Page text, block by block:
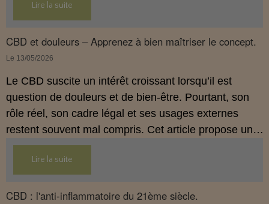
usages externes du CBD sont autorisés. Cet article
propose une mise au point claire et accessible pour
comprendre comment le CBD s’inscrit dans une
démarche de prévention, sans ingestion et sans
Lire la suite
CBD et douleurs – Apprenez à bien maîtriser le concept.
Le 13/05/2026
Le CBD suscite un intérêt croissant lorsqu’il est
question de douleurs et de bien‑être. Pourtant, son
rôle réel, son cadre légal et ses usages externes
restent souvent mal compris. Cet article propose une
mise au point claire, moderne et conforme à la
réglementation française de 2026, afin de mieux
comprendre comment le CBD s’intègre dans une
approche globale de prévention.
Lire la suite
CBD : l'anti-inflammatoire du 21ème siècle.